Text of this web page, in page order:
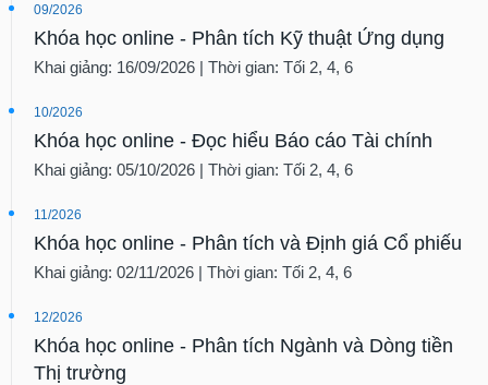
09/2026
Khóa học online - Phân tích Kỹ thuật Ứng dụng
Khai giảng: 16/09/2026 | Thời gian: Tối 2, 4, 6
10/2026
Khóa học online - Đọc hiểu Báo cáo Tài chính
Khai giảng: 05/10/2026 | Thời gian: Tối 2, 4, 6
11/2026
Khóa học online - Phân tích và Định giá Cổ phiếu
Khai giảng: 02/11/2026 | Thời gian: Tối 2, 4, 6
12/2026
Khóa học online - Phân tích Ngành và Dòng tiền
Thị trường